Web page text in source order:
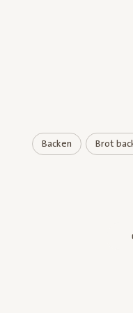
Backen Brot